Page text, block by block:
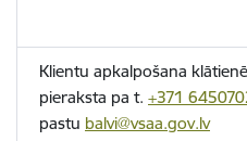
Klientu apkalpošana
pieraksta pa t. +371
pastu balvi@vsaa.gov.lv